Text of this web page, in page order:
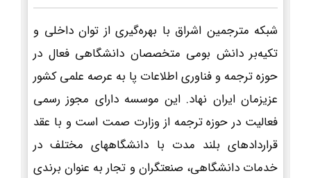
شبکه مترجمین اشراق با بهره‌گیری از توان داخلی و
تکیه‌بر دانش بومی متخصصان دانشگاهی فعال در
حوزه ترجمه و فناوری اطلاعات پا به عرصه علمی کشور
عزیزمان ایران نهاد. این موسسه دارای مجوز رسمی
فعالیت در حوزه ترجمه از وزارت صمت است و با عقد
قراردادهای بلند مدت با دانشگاههای مختلف در
خدمات دانشگاهی، صنعتگران و تجار به عنوان برندی